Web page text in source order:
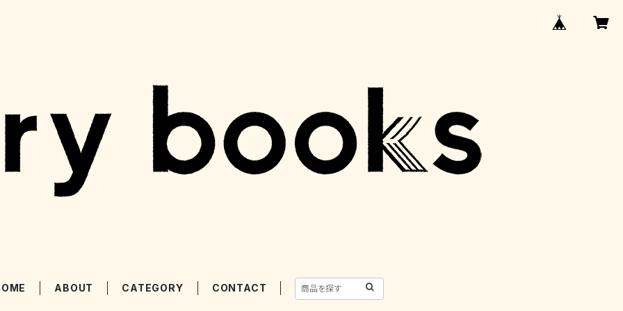
ABOUT CATEGORY CONTACT